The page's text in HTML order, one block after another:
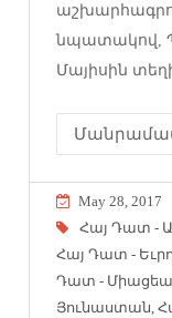
նպատակով,
Մայիսին
May 28, 2017
Հայ Դատ -
Հայ Դատ -
Դատ -
Յունաստան ,